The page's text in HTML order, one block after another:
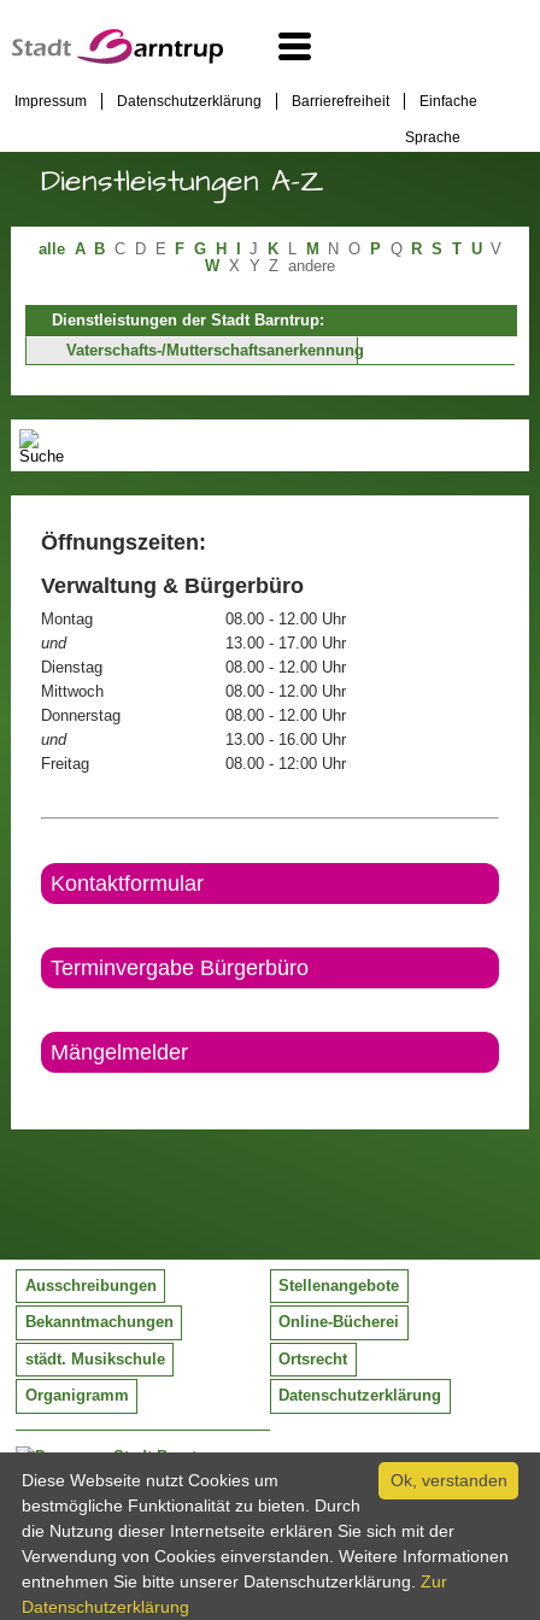
Impressum Datenschutzerklärung Barrierefreiheit Einfache
Sprache
Dienstleistungen A-Z
alle A B C D E F G H J K L M N O P Q R S T U V
W X Y Z andere
Dienstleistungen der Stadt Barntrup:
Vaterschafts-/Mutterschaftsanerkennung
Öffnungszeiten:
Verwaltung & Bürgerbüro
Montag
08.00 - 12.00 Uhr
und
13.00 - 17.00 Uhr
Dienstag
08.00 - 12.00 Uhr
Mittwoch
08.00 - 12.00 Uhr
Donnerstag
08.00 - 12.00 Uhr
und
13.00 - 16.00 Uhr
Freitag
08.00 - 12:00 Uhr
Kontaktformular
Terminvergabe Bürgerbüro
Mängelmelder
Stadt Barntrup
Mittelstraße 38
32683 Barntrup
Tel:
Email:
05263 / 409-0
info@barntrup.de
Ausschreibungen Stellenangebote
Bekanntmachungen Online-Bücherei
städt. Musikschule Ortsrecht
Organigramm Datenschutzerklärung
Ok, verstanden
Diese Webseite nutzt Cookies um
bestmögliche Funktionalität zu bieten. Durch
die Nutzung dieser Internetseite erklären Sie sich mit der
Verwendung von Cookies einverstanden. Weitere Informationen
entnehmen Sie bitte unserer Datenschutzerklärung. Zur
Datenschutzerklärung